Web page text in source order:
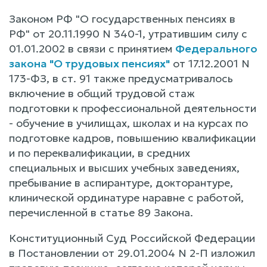
Законом РФ "О государственных пенсиях в
РФ" от 20.11.1990 N 340-1, утратившим силу с
01.01.2002 в связи с принятием Федерального
закона "О трудовых пенсиях" от 17.12.2001 N
173-ФЗ, в ст. 91 также предусматривалось
включение в общий трудовой стаж
подготовки к профессиональной деятельности
- обучение в училищах, школах и на курсах по
подготовке кадров, повышению квалификации
и по переквалификации, в средних
специальных и высших учебных заведениях,
пребывание в аспирантуре, докторантуре,
клинической ординатуре наравне с работой,
перечисленной в статье 89 Закона.
Конституционный Суд Российской Федерации
в Постановлении от 29.01.2004 N 2-П изложил